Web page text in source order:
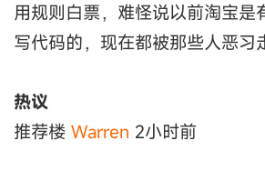
用规则白票，难怪说以前淘宝是
写代码的，现在都被那些人恶习
热议
推荐楼 Warren 2小时前